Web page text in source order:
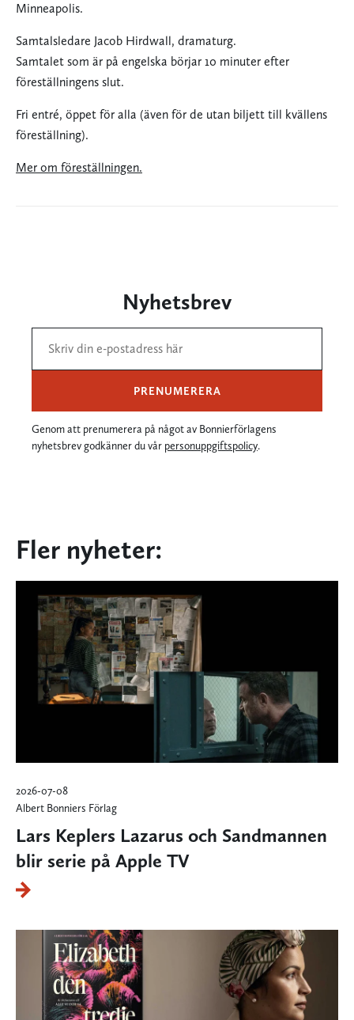
Minneapolis.
Samtalsledare Jacob Hirdwall, dramaturg.
Samtalet som är på engelska börjar 10 minuter efter
föreställningens slut.
Fri entré, öppet för alla (även för de utan biljett till kvällens
föreställning).
Mer om föreställningen.
Nyhetsbrev
PRENUMERERA
Genom att prenumerera på något av Bonnierförlagens
nyhetsbrev godkänner du vår personuppgiftspolicy.
Fler nyheter:
2026-07-08
Albert Bonniers Förlag
Lars Keplers Lazarus och Sandmannen
blir serie på Apple TV